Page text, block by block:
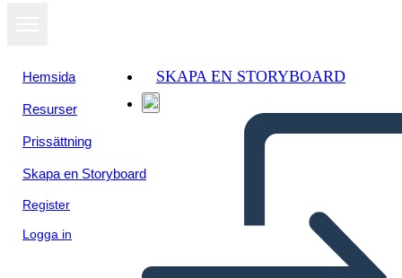
Hemsida
Resurser
Prissättning
Skapa en Storyboard
Register
Logga in
SKAPA EN STORYBOARD